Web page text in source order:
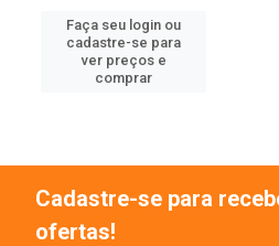
Faça seu login ou
cadastre-se para
ver preços e
comprar
Cadastre-se para
ofertas!